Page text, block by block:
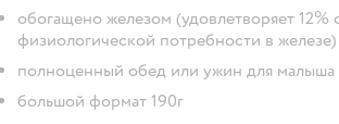
обогащено железом (удовлетворяет
физиологической потребности в железе)
полноценный обед или ужин для малыша
большой формат 190г